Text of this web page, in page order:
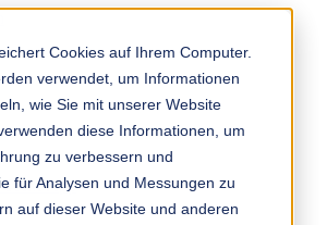
Cookies auf Ihrem Computer.
verwendet, um Informationen
wie Sie mit unserer Website
diese Informationen, um
zu verbessern und
für Analysen und Messungen zu
auf dieser Website und anderen
TKM App